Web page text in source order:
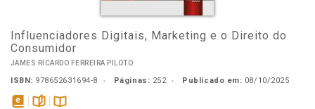
Influenciadores Digitais, Marketing e o Direito do
Consumidor
JAMES RICARDO FERREIRA PILOTO
ISBN: 978652631694-8 Páginas: 252 Publicado em: 08/10/2025